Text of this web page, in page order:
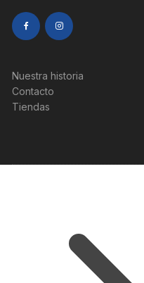
Nuestra historia
Contacto
Tiendas